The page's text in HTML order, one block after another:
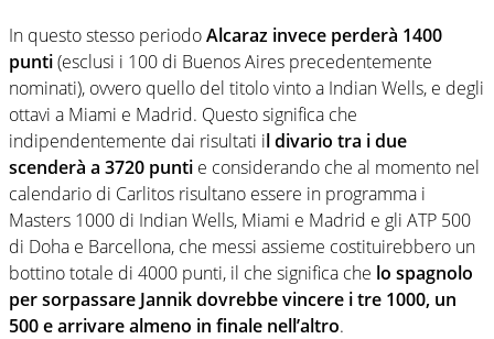
In questo stesso periodoAlcaraz invece perderà 1400
punti(esclusi i 100 di Buenos Aires precedentemente
nominati), ovvero quello del titolo vinto a Indian Wells, e degli
ottavi a Miami e Madrid. Questo significa che
indipendentemente dai risultati il divario tra i due
scenderà a 3720 punti e considerando che al momento nel
calendario di Carlitos risultano essere in programma i
Masters 1000 di Indian Wells, Miami e Madrid e gli ATP 500
di Doha e Barcellona, che messi assieme costituirebbero un
bottino totale di 4000 punti, il che significa che lo spagnolo
per sorpassare Jannik dovrebbe vincere i tre 1000, un
500 e arrivare almeno in finale nell’altro.